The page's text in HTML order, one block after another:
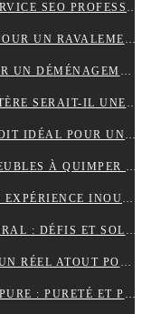
CINQ RAISONS DE MISER SUR UN SERVICE SEO PROFESSIONNEL
COMMENT CHOISIR LES COULEURS POUR UN RAVALEMENT DE FAÇADE ?
LES SERVICES INDISPENSABLES POUR UN DÉMÉNAGEMENT RÉUSSI EN BRETAGNE
UN DÉMÉNAGEMENT DANS LE FINISTÈRE SERAIT-IL UNE BONNE IDÉE?
POURQUOI LE HAVRE EST-IL L’ENDROIT IDÉAL POUR UN NOUVEAU DÉPART EN 2024 ?
COMMENT LE SERVICE DE GARDE-MEUBLES À QUIMPER PEUT-IL SIMPLIFIER VOTRE DÉMÉNAGEMENT ET PROTÉGER VOS BIENS ?
QUAND VISITER NOSY VE POUR UNE EXPÉRIENCE INOUBLIABLE ?
L’ABATTAGE D’ARBRE EN MILIEU RURAL : DÉFIS ET SOLUTIONS
LE STAGE ACTING CAMÉRA À PARIS UN RÉEL ATOUT POUR VOTRE CARRIÈRE DE COMÉDIEN ?
LA TECHNOLOGIE DU FILTRE FILTROPURE : PURETÉ ET PERFORMANCE